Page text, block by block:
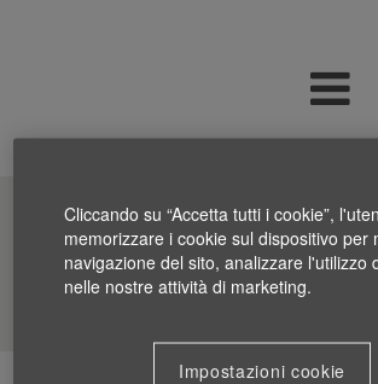
Cerca nelle offerte
Cliccando su “Accetta tutti i cookie”,
memorizzare i cookie sul dispositivo per
navigazione del sito, analizzare l'utilizzo
nelle nostre attività di marketing.
Impostazioni cookie